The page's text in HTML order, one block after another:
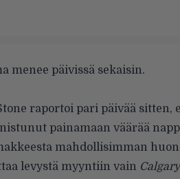
menee päivissä sekaisin.
raportoi pari päivää sitten,
painamaan väärää
mahdollisimman
levystä myyntiin vain Calgary